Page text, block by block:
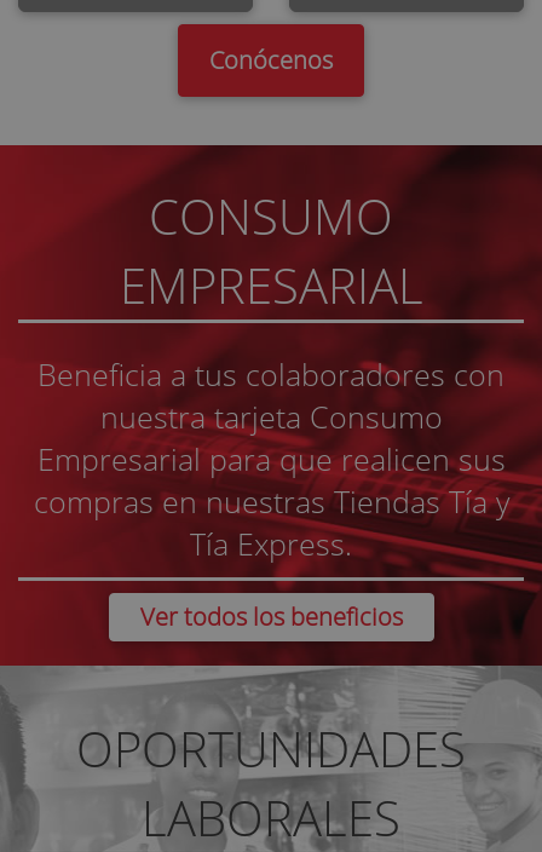
Conócenos
CONSUMO
EMPRESARIAL
Beneficia a tus colaboradores con
nuestra tarjeta Consumo
Empresarial para que realicen sus
compras en nuestras Tiendas Tía y
Tía Express.
Ver todos los beneficios
OPORTUNIDADES
LABORALES